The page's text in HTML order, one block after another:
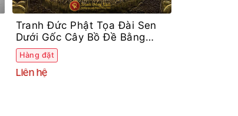
Tranh Đức Phật Tọa Đài Sen
Dưới Gốc Cây Bồ Đề Bằng
Đồng
Hàng đặt
Liên hệ